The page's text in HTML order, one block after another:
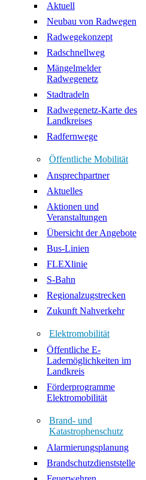
Aktuell
Neubau von Radwegen
Radwegekonzept
Radschnellweg
Mängelmelder
Radwegenetz
Stadtradeln
Radwegenetz-Karte des
Landkreises
Radfernwege
Öffentliche Mobilität
Ansprechpartner
Aktuelles
Aktionen und
Veranstaltungen
Übersicht der Angebote
Bus-Linien
FLEXlinie
S-Bahn
Regionalzugstrecken
Zukunft Nahverkehr
Elektromobilität
Öffentliche E-
Lademöglichkeiten im
Landkreis
Förderprogramme
Elektromobilität
Brand- und
Katastrophenschutz
Alarmierungsplanung
Brandschutzdienststelle